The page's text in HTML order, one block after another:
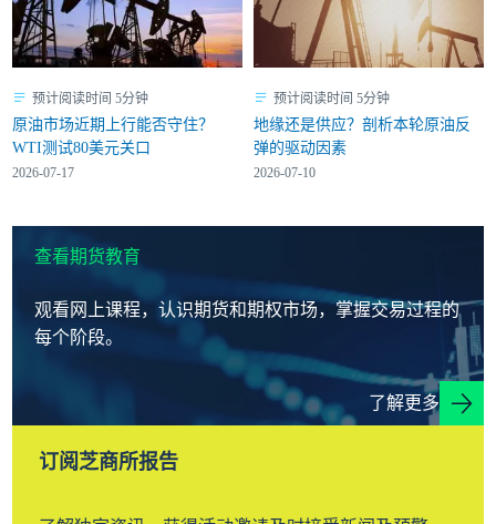
预计阅读时间 5分钟
原油市场近期上行能否守住？
WTI测试80美元关口
2026-07-17
预计阅读时间 5分钟
地缘还是供应？剖析本轮原油反
弹的驱动因素
2026-07-10
查看期货教育
观看网上课程，认识期货和期权市场，掌握交易过程的
每个阶段。
了解更多
订阅芝商所报告